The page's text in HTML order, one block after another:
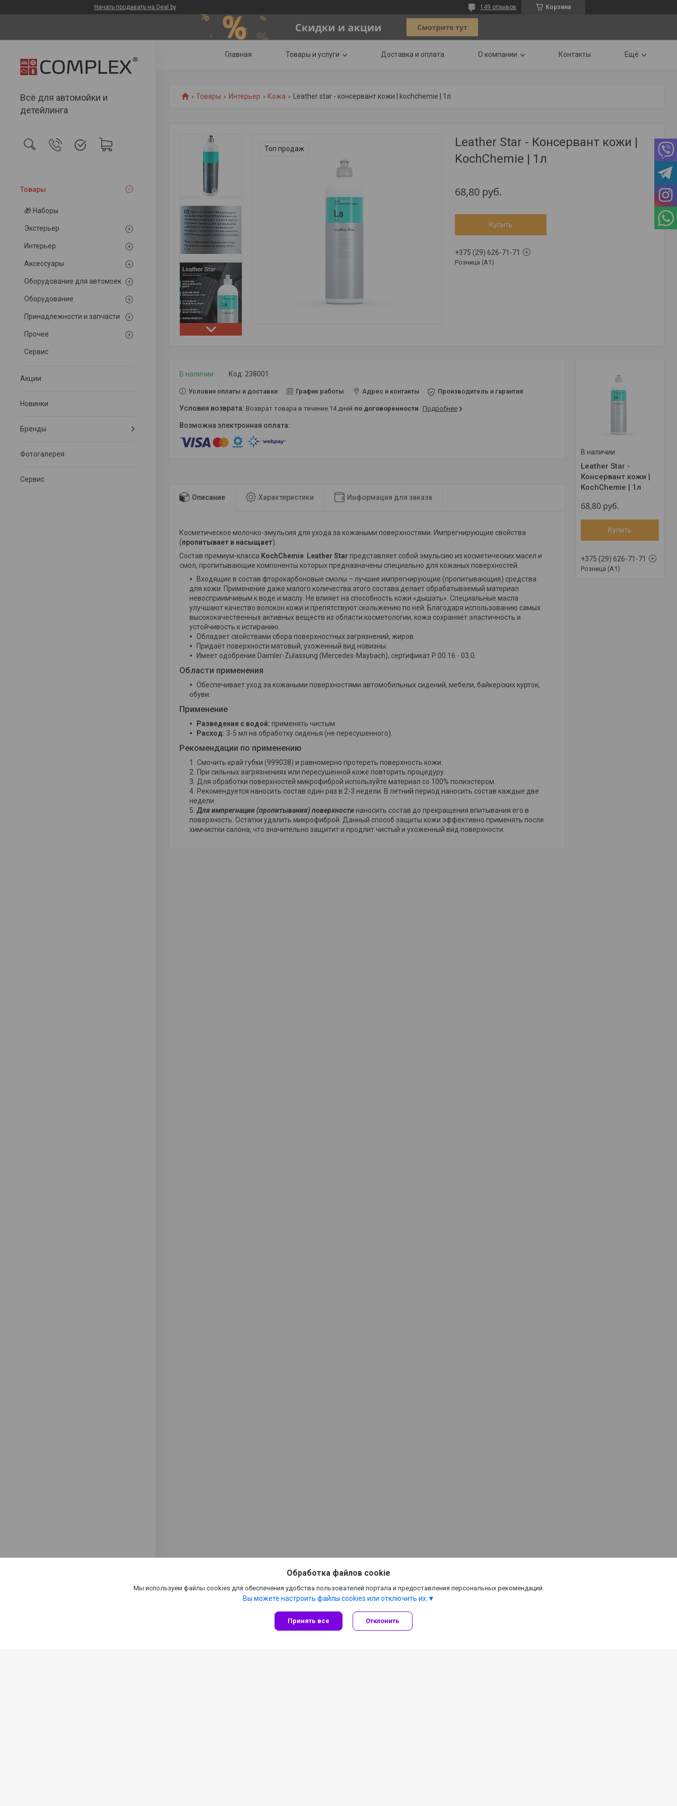
Начать продавать на Deal.by Корзина
149 отзывов
Всё для автомойки и
детейлинга
Товары
🎁 Наборы
Экстерьер
Интерьер
Аксессуары
Оборудование для автомоек
Оборудование
Принадлежности и запчасти
Прочее
Сервис
Акции
Новинки
Бренды
Фотогалерея
Сервис
Главная Товары и услуги Доставка и оплата О компании Контакты Ещё
Товары Интерьер Кожа Leather star - консервант кожи | kochchemie | 1л
Топ продаж
Leather Star - Консервант кожи |
KochChemie | 1л
68,80 руб.
Купить
+375 (29) 626-71-71
Розница (A1)
В наличии
Leather Star -
Консервант кожи |
KochChemie | 1л
68,80 руб.
Купить
+375 (29) 626-71-71
Розница (A1)
В наличии Код: 238001
Условия оплаты и доставки График работы Адрес и контакты Производитель и гарантия
возврат товара в течение 14 дней по договоренности Подробнее
Описание Характеристики Информация для заказа
Косметическое молочко-эмульсия для ухода за кожаными поверхностями. Импрегнирующие свойства
(пропитывает и насыщает).
Состав премиум-класса KochChemie Leather Star представляет собой эмульсию из косметических масел и
смол, пропитывающие компоненты которых предназначены специально для кожаных поверхностей.
Входящие в состав фторокарбоновые смолы – лучшие импрегнирующие (пропитывающие) средства
для кожи. Применение даже малого количества этого состава делает обрабатываемый материал
невосприимчивым к воде и маслу. Не влияет на способность кожи «дышать». Специальные масла
улучшают качество волокон кожи и препятствуют скольжению по ней. Благодаря использованию самых
высококачественных активных веществ из области косметологии, кожа сохраняет эластичность и
устойчивость к истиранию.
Обладает свойствами сбора поверхностных загрязнений, жиров.
Придаёт поверхности матовый, ухоженный вид новизны.
Имеет одобрение Daimler-Zulassung (Mercedes-Maybach), сертификат P 00.16 - 03.0.
Области применения
Обеспечивает уход за кожаными поверхностями автомобильных сидений, мебели, байкерских курток,
обуви.
Применение
Разведение с водой: применять чистым.
Расход: 3-5 мл на обработку сиденья (не пересушенного).
Рекомендации по применению
Смочить край губки (999038) и равномерно протереть поверхность кожи.
При сильных загрязнениях или пересушенной коже повторить процедуру.
Для обработки поверхностей микрофиброй используйте материал со 100% полиэстером.
Рекомендуется наносить состав один раз в 2-3 недели. В летний период наносить состав каждые две
недели.
Для импрегнации (пропитывания) поверхностинаносить состав до прекращения впитывания его в
поверхность. Остатки удалить микрофиброй. Данный способ защиты кожи эффективно применять после
химчистки салона, что значительно защитит и продлит чистый и ухоженный вид поверхности.
Обработка файлов cookie
Мы используем файлы cookies для обеспечения удобства пользователей портала и предоставления персональных рекомендаций.
Вы можете настроить файлы cookies или отключить их.
Принять все Отклонить